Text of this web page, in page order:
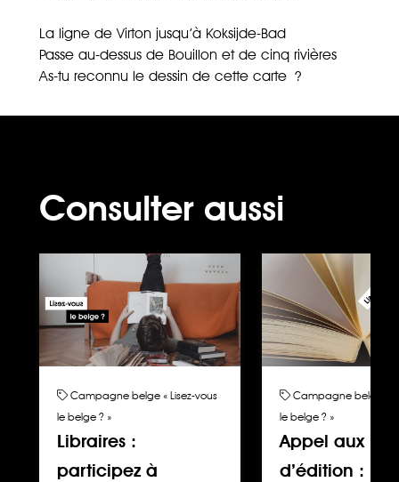
La ligne de Virton jusqu’à Koksijde-Bad
Passe au-dessus de Bouillon et de cinq rivières
As-tu reconnu le dessin de cette carte ?
Consulter aussi
Campagne belge « Lisez-vous
le belge ? »
Libraires :
participez à
Campagne belge «
le belge ? »
Appel aux
d’édition :